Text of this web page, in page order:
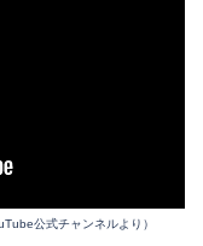
公式チャンネルより）